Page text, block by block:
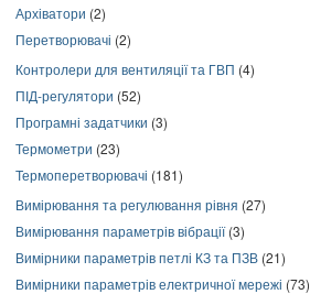
Архіватори (2)
Перетворювачі (2)
Контролери для вентиляції та ГВП (4)
ПІД-регулятори (52)
Програмні задатчики (3)
Термометри (23)
Термоперетворювачі (181)
Вимірювання та регулювання рівня (27)
Вимірювання параметрів вібрації(3)
Вимірники параметрів петлі КЗ та ПЗВ (21)
Вимірники параметрів електричної мережі (73)